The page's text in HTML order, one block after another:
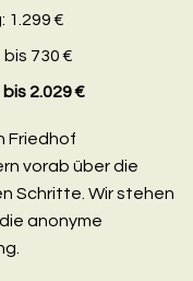
1.299 €
730 €
2.029 €
Friedhof
vorab über die
Schritte. Wir stehen
anonyme